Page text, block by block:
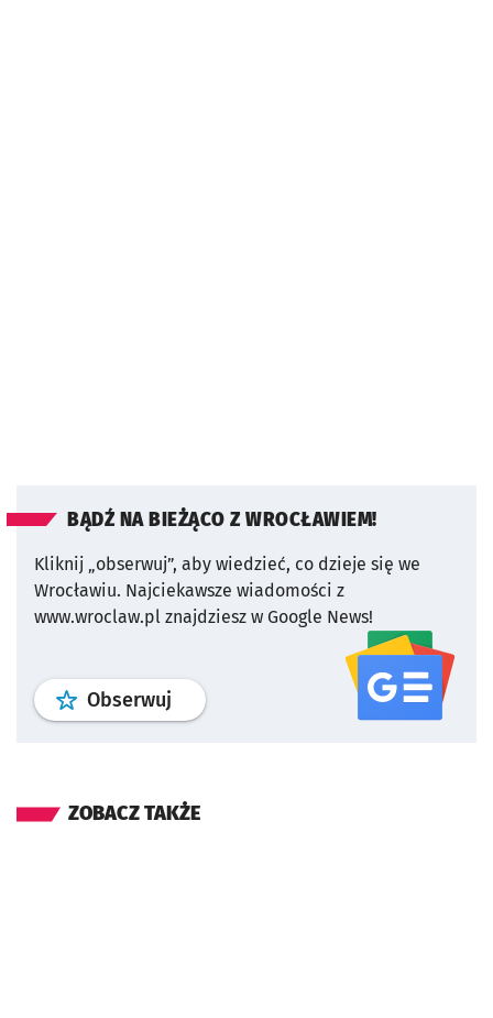
BĄDŹ NA BIEŻĄCO Z WROCŁAWIEM!
Kliknij „obserwuj”, aby wiedzieć, co dzieje się we
Wrocławiu. Najciekawsze wiadomości z
www.wroclaw.pl znajdziesz w Google News!
Obserwuj profil serwisu
ZOBACZ TAKŻE